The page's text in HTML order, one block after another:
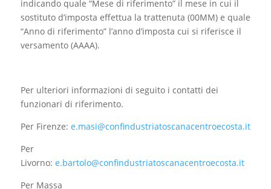
indicando quale “Mese di riferimento” il mese in cui il
sostituto d’imposta effettua la trattenuta (00MM) e quale
“Anno di riferimento” l’anno d’imposta cui si riferisce il
versamento (AAAA).
Per ulteriori informazioni di seguito i contatti dei
funzionari di riferimento.
Per Firenze: e.masi@confindustriatoscanacentroecosta.it
Per
Livorno: e.bartolo@confindustriatoscanacentroecosta.it
Per Massa